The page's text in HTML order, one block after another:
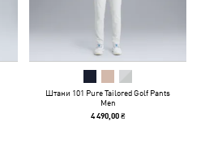
Штани 101 Pure Tailored Golf Pants
Men
4 490,00 ₴